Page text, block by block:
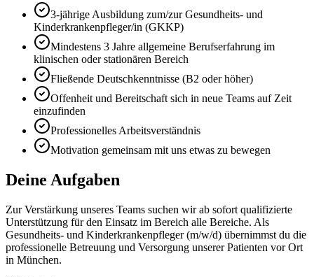
3-jährige Ausbildung zum/zur Gesundheits- und
Kinderkrankenpfleger/in (GKKP)
Mindestens 3 Jahre allgemeine Berufserfahrung im
klinischen oder stationären Bereich
Fließende Deutschkenntnisse (B2 oder höher)
Offenheit und Bereitschaft sich in neue Teams auf Zeit
einzufinden
Professionelles Arbeitsverständnis
Motivation gemeinsam mit uns etwas zu bewegen
Deine Aufgaben
Zur Verstärkung unseres Teams suchen wir ab sofort qualifizierte
Unterstützung für den Einsatz im Bereich alle Bereiche. Als
Gesundheits- und Kinderkrankenpfleger (m/w/d) übernimmst du die
professionelle Betreuung und Versorgung unserer Patienten vor Ort
in München.